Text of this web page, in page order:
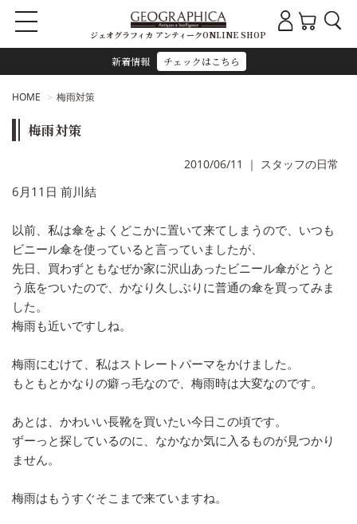
新着情報 チェックはこちら
ジェオグラフィカ アンティークONLINE SHOP
HOME 梅雨対策
梅雨対策
2010/06/11 ｜ スタッフの日常
6月11日 前川結
以前、私は傘をよくどこかに置いて来てしまうので、いつも
ビニール傘を使っていると言っていましたが、
先日、買わずともなぜか家に沢山あったビニール傘がとうと
う底をついたので、かなり久しぶりに普通の傘を買ってみま
した。
梅雨も近いですしね。
梅雨にむけて、私はストレートパーマをかけました。
もともとかなりの癖っ毛なので、梅雨時は大変なのです。
あとは、かわいい長靴を買いたい今日この頃です。
ずーっと探しているのに、なかなか気に入るものが見つかり
ません。
梅雨はもうすぐそこまで来ていますね。